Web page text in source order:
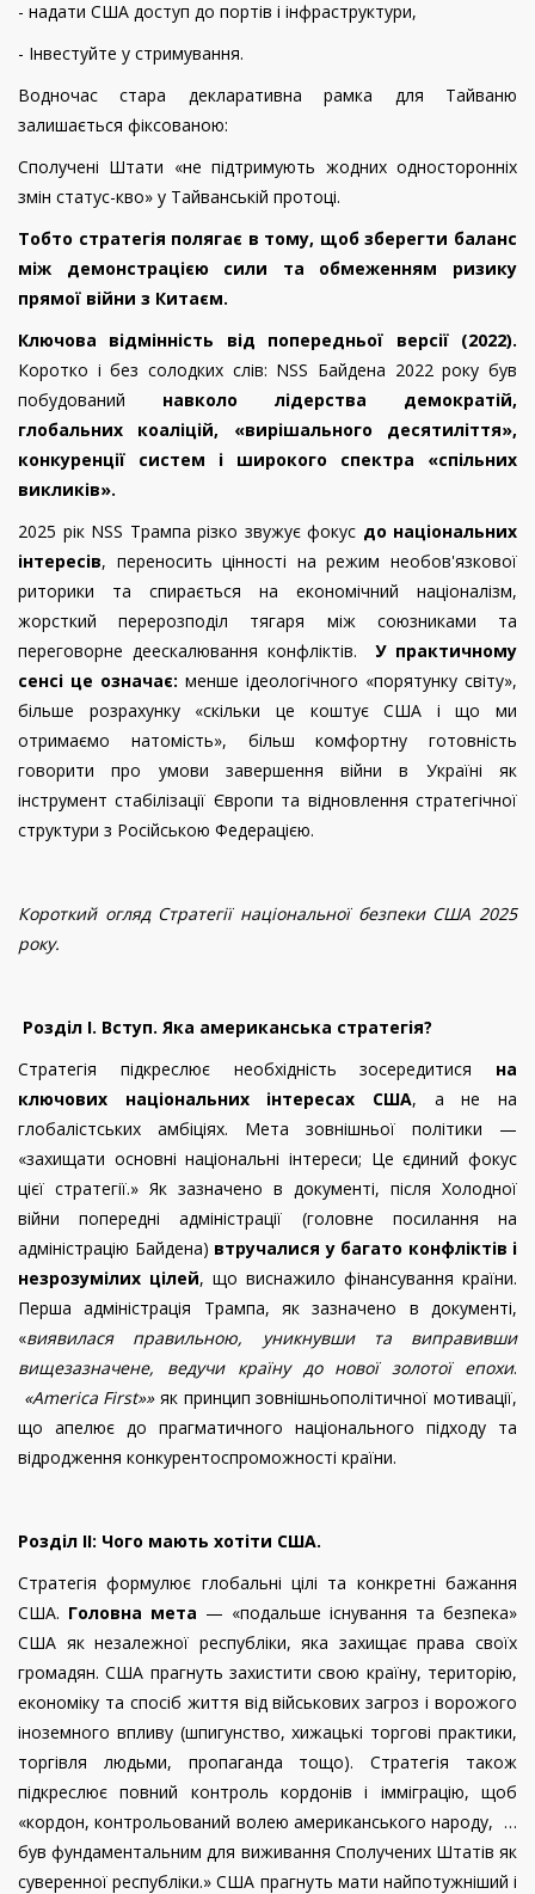
- надати США доступ до портів і інфраструктури,
- Інвестуйте у стримування.
Водночас стара декларативна рамка для Тайваню
залишається фіксованою:
Сполучені Штати «не підтримують жодних односторонніх
змін статус-кво» у Тайванській протоці.
Тобто стратегія полягає в тому, щоб зберегти баланс
між демонстрацією сили та обмеженням ризику
прямої війни з Китаєм.
Ключова відмінність від попередньої версії (2022).
Коротко і без солодких слів: NSS Байдена 2022 року був
побудований навколо лідерства демократій,
глобальних коаліцій, «вирішального десятиліття»,
конкуренції систем і широкого спектра «спільних
викликів».
2025 рік NSS Трампа різко звужує фокус до національних
інтересів, переносить цінності на режим необов'язкової
риторики та спирається на економічний націоналізм,
жорсткий перерозподіл тягаря між союзниками та
переговорне деескалювання конфліктів.У практичному
сенсі це означає: менше ідеологічного «порятунку світу»,
більше розрахунку «скільки це коштує США і що ми
отримаємо натомість», більш комфортну готовність
говорити про умови завершення війни в Україні як
інструмент стабілізації Європи та відновлення стратегічної
структури з Російською Федерацією.
Короткий огляд Стратегії національної безпеки США 2025
року.
Розділ I. Вступ. Яка американська стратегія?
Стратегія підкреслює необхідність зосередитися на
ключових національних інтересах США, а не на
глобалістських амбіціях. Мета зовнішньої політики —
«захищати основні національні інтереси; Це єдиний фокус
цієї стратегії.» Як зазначено в документі, після Холодної
війни попередні адміністрації (головне посилання на
адміністрацію Байдена) втручалися у багато конфліктів і
незрозумілих цілей, що виснажило фінансування країни.
Перша адміністрація Трампа, як зазначено в документі,
«виявилася правильною, уникнувши та виправивши
вищезазначене, ведучи країну до нової золотої епохи.
«America First»»як принцип зовнішньополітичної мотивації,
що апелює до прагматичного національного підходу та
відродження конкурентоспроможності країни.
Розділ II: Чого мають хотіти США.
Стратегія формулює глобальні цілі та конкретні бажання
США. Головна мета — «подальше існування та безпека»
США як незалежної республіки, яка захищає права своїх
громадян. США прагнуть захистити свою країну, територію,
економіку та спосіб життя від військових загроз і ворожого
іноземного впливу (шпигунство, хижацькі торгові практики,
торгівля людьми, пропаганда тощо). Стратегія також
підкреслює повний контроль кордонів і імміграцію, щоб
«кордон, контрольований волею американського народу, …
був фундаментальним для виживання Сполучених Штатів як
суверенної республіки.» США прагнуть мати найпотужніший і